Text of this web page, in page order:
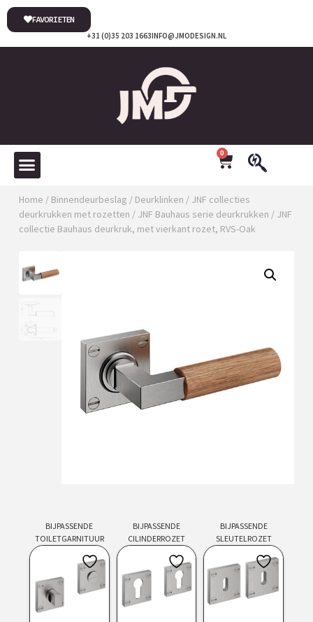
INFO@JMODESIGN.NL
+31 (0)35 203 1663
FAVORIETEN
0
Home / Binnendeurbeslag / Deurklinken / JNF collecties
deurkrukken met rozetten / JNF Bauhaus serie deurkrukken / JNF
collectie Bauhaus deurkruk, met vierkant rozet, RVS-Oak
BIJPASSENDE
TOILETGARNITUUR
BIJPASSENDE
CILINDERROZET
BIJPASSENDE
SLEUTELROZET